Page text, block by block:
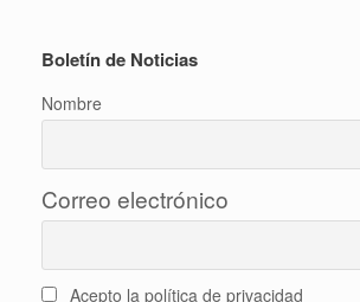
Boletín de Noticias
Nombre
Correo electrónico
Acepto la política de privacidad